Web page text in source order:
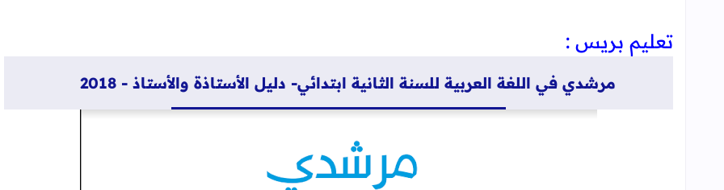
تعليم بريس :
مرشدي في اللغة العربية للسنة الثانية ابتدائي- دليل الأستاذة والأستاذ - 2018